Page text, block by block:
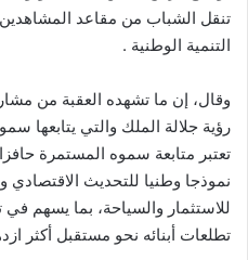
تنقل الشباب من مقاعد
التنمية الوطنية .
وقال، إن ما تشهده العقبة من
رؤية جلالة الملك والتي يتابعها
تعتبر متابعة سموه المستمرة
نموذجا وطنيا للتحديث الاقتصادي
للاستثمار والسياحة، بما يسهم في
تطلعات أبنائه نحو مستقبل أكثر